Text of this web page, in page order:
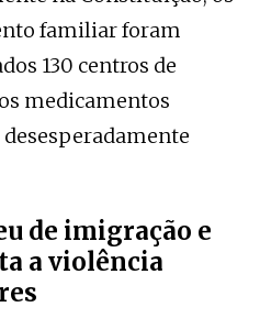
familiar foram
130 centros de
medicamentos
de imigração e
a violência